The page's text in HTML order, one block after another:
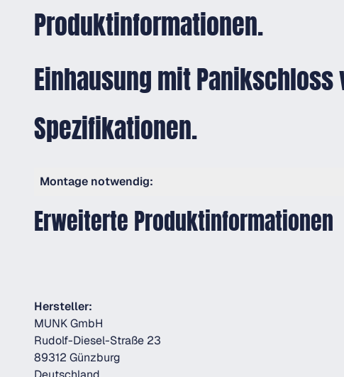
Produktinformationen.
Einhausung mit Panikschloss
Spezifikationen.
Montage notwendig:
Erweiterte Produktinformationen
Hersteller:
MUNK GmbH
Rudolf-Diesel-Straße 23
89312 Günzburg